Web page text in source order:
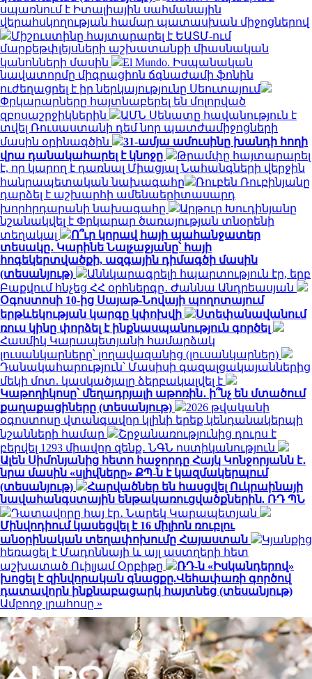
սպառնում է Իտալիային սահմանային
վերահսկողության համար պատասխան միջոցներով
Միշուստինը հայտարարել է ԵԱՏՄ-ում
մարքեթփլեյսների աշխատանքի միասնական
կանոնների մասին
El Mundo. Իսպանական
նավատորմը միգրացիոն ճգնաժամի ֆոնին
ուժեղացրել է իր ներկայությունը Սեուտայում
Փրկարարները հայտնաբերել են մոլորված
զբոսաշրջիկներին
ԱՄՆ Սենատը հավանություն է
տվել Ռուսաստանի դեմ նոր պատժամիջոցների
մասին օրինագծին
31-ամյա ամուսինը խանդի հողի
վրա դանակահարել է կնոջը
Թրամփը հայտարարել
է, որ կարող է դառնալ Միացյալ Նահանգների վերջին
հանրապետական ​​նախագահը
Ռուբեն Ռուբինյանը
դարձել է աշխարհի ամենաերիտասարդ
խորհրդարանի նախագահը
Արթուր Խուդինյանը
նշանակվել է Փրկարար ծառայության տնօրենի
տեղակալ
Ո՞ւր կորավ հայի պահանջատեր
տեսակը․ Կարինե Նալչաջյանը՝ հայի
հոգեկերտվածքի, ազգային դիմագծի մասին
(տեսանյութ)
Աննկարագրելի հպարտություն էր, երբ
Բաքվում հնչեց ՀՀ օրհներգը․ Ժաննա Անդրեասյան
Օգոստոսի 10-ից Սայաթ-Նովայի պողոտայում
երթևեկության կարգը կփոխվի
Ստեփանավանում
ռուս կինը փորձել է ինքնասպանություն գործել
Հասմիկ Կարապետյանի համարձակ
լուսանկարները՝ լողավազանից (լուսանկարներ)
Դանակահարություն՝ Մասիսի գազալցակայաններից
մեկի մոտ. կասկածյալը ձերբակալվել է
Կաթողիկոսը՝ մեղադրյալի աթոռին․ ի՞նչ են մտածում
քաղաքացիները (տեսանյութ)
2026 թվականի
օգոստոսը վտանգավոր կլինի երեք կենդանակերպի
նշանների համար
Շրջանառությունից դուրս է
բերվել 1293 միավոր զենք․ ՆԳՆ ոստիկանություն
Ալեն Սիմոնյանից հետո հաջորդը Հայկ Կոնջորյանն է․
նրա մասին «սլիվները» ՔՊ-ն է կազմակերպում
(տեսանյութ)
Հարվածներ են հասցվել Ուկրաինայի
նավահանգստային ենթակառուցվածքներին. ՌԴ ՊՆ
Դատավորը հայ էր․ Նարեկ Կարապետյան
Մինվոդիում կասեցվել է 16 միլիոն ռուբլու
անօրինական տեղափոխումը Հայաստան
Կյանքից
հեռացել է Մադոննայի և այլ աստղերի հետ
աշխատած Ուիլյամ Օրբիթը
ՌԴ-ն «Իսկանդերով»
խոցել է զինվորական գնացքը.Վեհափառի գործով
դատավորն ինքնաբացարկ հայտնեց (տեսանյութ)
Ամբողջ լրահոսը »